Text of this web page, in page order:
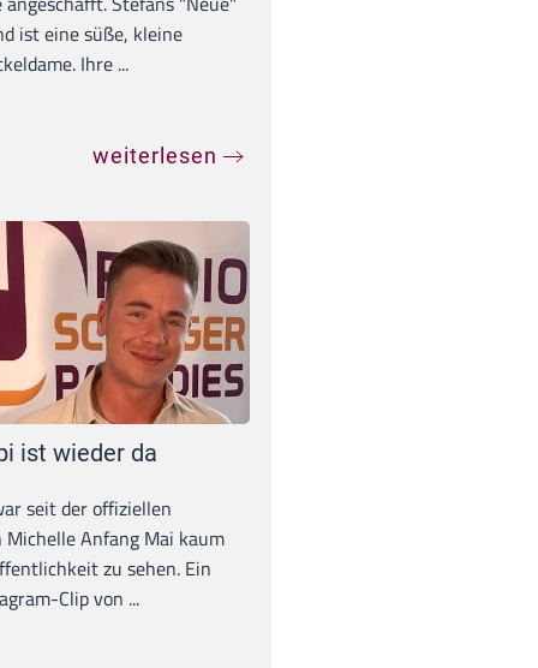
ist eine süße, kleine
Ihre ...
weiterlesen
ist wieder da
seit der offiziellen
Michelle Anfang Mai kaum
zu sehen. Ein
Clip von ...